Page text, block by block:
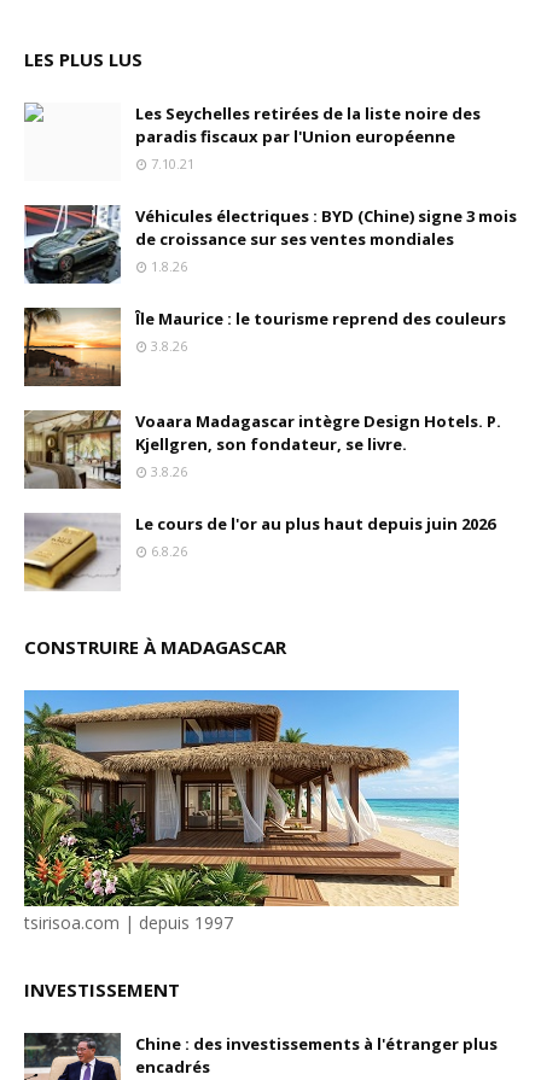
LES PLUS LUS
Les Seychelles retirées de la liste noire des
paradis fiscaux par l'Union européenne
7.10.21
Véhicules électriques : BYD (Chine) signe 3 mois
de croissance sur ses ventes mondiales
1.8.26
Île Maurice : le tourisme reprend des couleurs
3.8.26
Voaara Madagascar intègre Design Hotels. P.
Kjellgren, son fondateur, se livre.
3.8.26
Le cours de l'or au plus haut depuis juin 2026
6.8.26
CONSTRUIRE À MADAGASCAR
tsirisoa.com | depuis 1997
INVESTISSEMENT
Chine : des investissements à l'étranger plus
encadrés